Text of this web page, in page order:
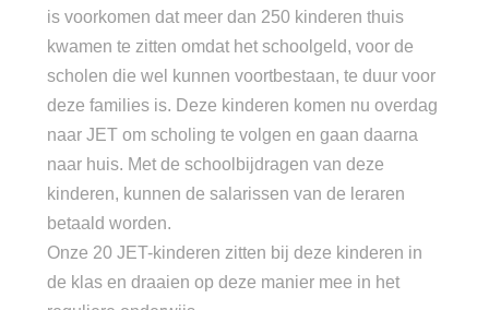
is voorkomen dat meer dan 250 kinderen thuis
kwamen te zitten omdat het schoolgeld, voor de
scholen die wel kunnen voortbestaan, te duur voor
deze families is. Deze kinderen komen nu overdag
naar JET om scholing te volgen en gaan daarna
naar huis. Met de schoolbijdragen van deze
kinderen, kunnen de salarissen van de leraren
betaald worden.
Onze 20 JET-kinderen zitten bij deze kinderen in
de klas en draaien op deze manier mee in het